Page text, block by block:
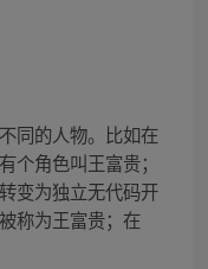
同的人物。比如在
个角色叫王富贵；
变为独立无代码开
称为王富贵；在